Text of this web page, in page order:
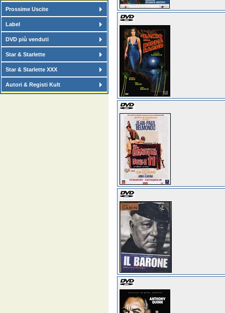
Prossime Uscite
Label
DVD più venduti
Star & Starlette
Star & Starlette XXX
Autori & Registi Kult